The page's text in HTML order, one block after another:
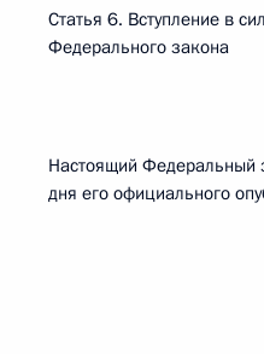
Статья 6. Вступление в
Федерального закона
Настоящий Федеральный
дня его официального